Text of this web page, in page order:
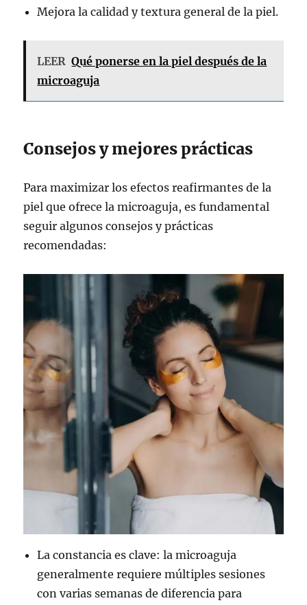
Mejora la calidad y textura general de la piel.
LEER Qué ponerse en la piel después de la
microaguja
Consejos y mejores prácticas
Para maximizar los efectos reafirmantes de la
piel que ofrece la microaguja, es fundamental
seguir algunos consejos y prácticas
recomendadas:
La constancia es clave: la microaguja
generalmente requiere múltiples sesiones
con varias semanas de diferencia para